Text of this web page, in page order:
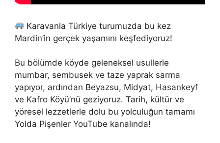
Karavanla Türkiye turumuzda bu kez
Mardin’in gerçek yaşamını keşfediyoruz!
Bu bölümde köyde geleneksel usullerle
mumbar, sembusek ve taze yaprak sarma
yapıyor, ardından Beyazsu, Midyat, Hasankeyf
ve Kafro Köyü’nü geziyoruz. Tarih, kültür ve
yöresel lezzetlerle dolu bu yolculuğun tamamı
Yolda Pişenler YouTube kanalında!